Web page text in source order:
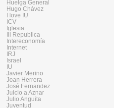
Huelga General
Hugo Chávez
I love IU
ICV
Iglesia
III Republica
Intereconomía
Internet
IRJ
Israel
IU
Javier Merino
Joan Herrera
José Fernandez
Juicio a Aznar
Julio Anguita
Juventud